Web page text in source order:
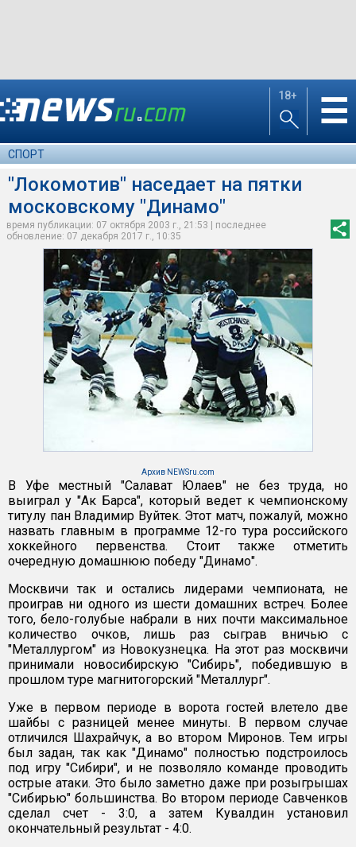
18+ ☰
СПОРТ
"Локомотив" наседает на пятки
московскому "Динамо"
время публикации: 07 октября 2003 г., 21:53 | последнее
обновление: 07 декабря 2017 г., 10:35
Архив NEWSru.com
В Уфе местный "Салават Юлаев" не без труда, но
выиграл у "Ак Барса", который ведет к чемпионскому
титулу пан Владимир Вуйтек. Этот матч, пожалуй, можно
назвать главным в программе 12-го тура российского
хоккейного первенства. Стоит также отметить
очередную домашнюю победу "Динамо".
Москвичи так и остались лидерами чемпионата, не
проиграв ни одного из шести домашних встреч. Более
того, бело-голубые набрали в них почти максимальное
количество очков, лишь раз сыграв вничью с
"Металлургом" из Новокузнецка. На этот раз москвичи
принимали новосибирскую "Сибирь", победившую в
прошлом туре магнитогорский "Металлург".
Уже в первом периоде в ворота гостей влетело две
шайбы с разницей менее минуты. В первом случае
отличился Шахрайчук, а во втором Миронов. Тем игры
был задан, так как "Динамо" полностью подстроилось
под игру "Сибири", и не позволяло команде проводить
острые атаки. Это было заметно даже при розыгрышах
"Сибирью" большинства. Во втором периоде Савченков
сделал счет - 3:0, а затем Кувалдин установил
окончательный результат - 4:0.